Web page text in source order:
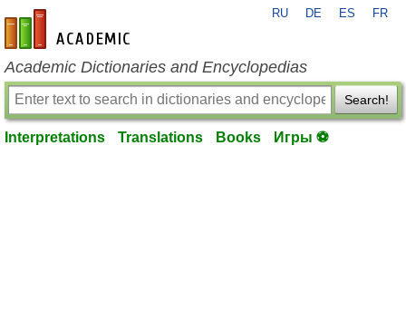
en-academic.com
RU DE ES FR
Academic Dictionaries and Encyclopedias
Search!
Interpretations Translations Books Игры ⚽